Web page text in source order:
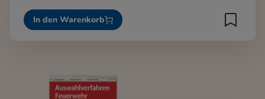
In den Warenkorb